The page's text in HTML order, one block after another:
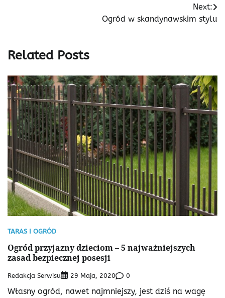
Next:
Ogród w skandynawskim stylu
Related Posts
TARAS I OGRÓD
Ogród przyjazny dzieciom – 5 najważniejszych
zasad bezpiecznej posesji
Redakcja Serwisu 29 Maja, 2020 0
Własny ogród, nawet najmniejszy, jest dziś na wagę